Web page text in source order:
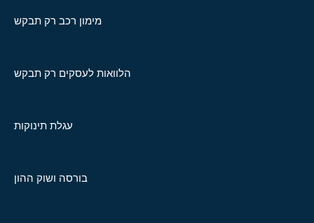
מימון רכב רק תבקש
הלוואות לעסקים רק תבקש
עגלת תינוקות
בורסה ושוק ההון